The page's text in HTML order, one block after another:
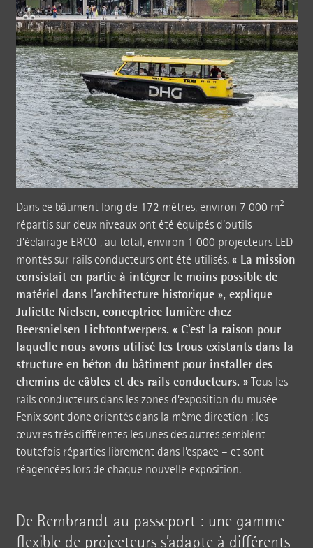
Dans ce bâtiment long de 172 mètres, environ 7 000 m2
répartis sur deux niveaux ont été équipés d’outils
d’éclairage ERCO ; au total, environ 1 000 projecteurs LED
montés sur rails conducteurs ont été utilisés.« La mission
consistait en partie à intégrer le moins possible de
matériel dans l’architecture historique », explique
Juliette Nielsen, conceptrice lumière chez
Beersnielsen Lichtontwerpers. « C’est la raison pour
laquelle nous avons utilisé les trous existants dans la
structure en béton du bâtiment pour installer des
chemins de câbles et des rails conducteurs. »Tous les
rails conducteurs dans les zones d’exposition du musée
Fenix sont donc orientés dans la même direction ; les
œuvres très différentes les unes des autres semblent
toutefois réparties librement dans l’espace – et sont
réagencées lors de chaque nouvelle exposition.
De Rembrandt au passeport : une gamme
flexible de projecteurs s’adapte à différents